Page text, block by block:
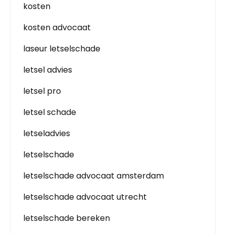
kosten
kosten advocaat
laseur letselschade
letsel advies
letsel pro
letsel schade
letseladvies
letselschade
letselschade advocaat amsterdam
letselschade advocaat utrecht
letselschade bereken